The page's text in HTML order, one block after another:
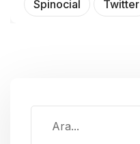
Spinocial Twitter